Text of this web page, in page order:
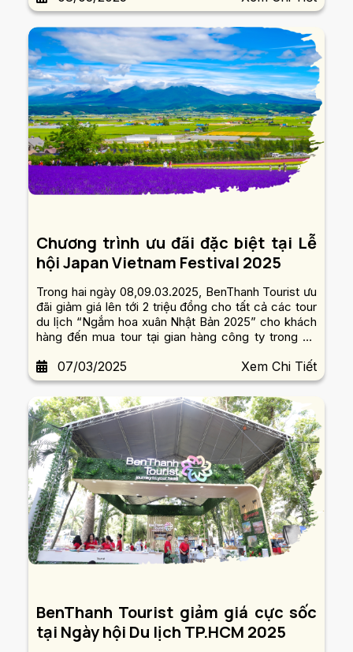
Chương trình ưu đãi đặc biệt tại Lễ
hội Japan Vietnam Festival 2025
Trong hai ngày 08,09.03.2025, BenThanh Tourist ưu
đãi giảm giá lên tới 2 triệu đồng cho tất cả các tour
du lịch “Ngắm hoa xuân Nhật Bản 2025” cho khách
hàng đến mua tour tại gian hàng công ty trong Lễ
viên 23/9.
07/03/2025 Xem Chi Tiết
BenThanh Tourist giảm giá cực sốc
tại Ngày hội Du lịch TP.HCM 2025